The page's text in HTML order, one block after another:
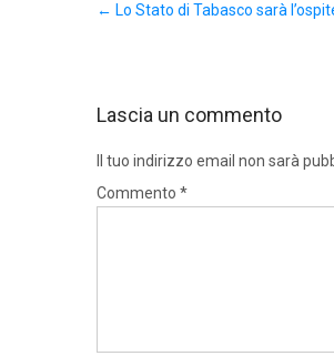
navigation
← Lo Stato di Tabasco sarà
Lascia un commento
Il tuo indirizzo email non sarà
Commento *